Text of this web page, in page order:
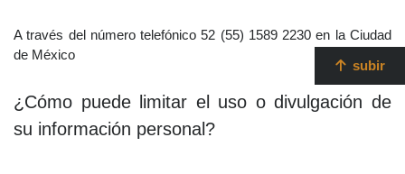
A través del número telefónico 52 (55) 1589 2230 en la Ciudad
de México
¿Cómo puede limitar el uso o divulgación de
su información personal?
subir